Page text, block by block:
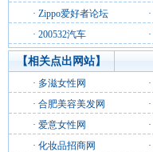
· Zippo爱好者论坛 ·
· 200532汽车 ·
【相关点出网站】
· 多滋女性网 ·
· 合肥美容美发网 ·
· 爱意女性网 ·
· 化妆品招商网 ·